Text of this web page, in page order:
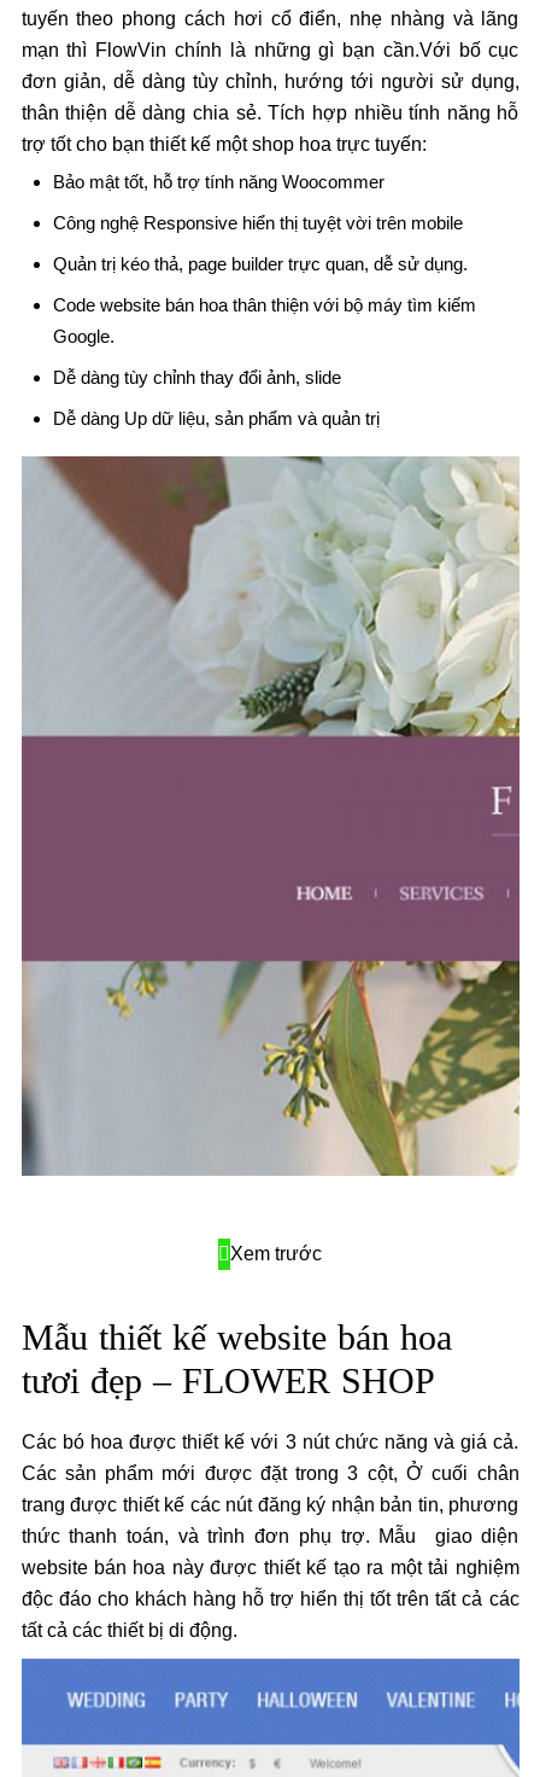
tuyến theo phong cách hơi cổ điển, nhẹ nhàng và lãng
mạn thì FlowVin chính là những gì bạn cần.Với bố cục
đơn giản, dễ dàng tùy chỉnh, hướng tới người sử dụng,
thân thiện dễ dàng chia sẻ. Tích hợp nhiều tính năng hỗ
trợ tốt cho bạn thiết kế một shop hoa trực tuyến:
Bảo mật tốt, hỗ trợ tính năng Woocommer
Công nghệ Responsive hiển thị tuyệt vời trên mobile
Quản trị kéo thả, page builder trực quan, dễ sử dụng.
Code website bán hoa thân thiện với bộ máy tìm kiếm
Google.
Dễ dàng tùy chỉnh thay đổi ảnh, slide
Dễ dàng Up dữ liệu, sản phẩm và quản trị
Xem trước
Mẫu thiết kế website bán hoa
tươi đẹp – FLOWER SHOP
Các bó hoa được thiết kế với 3 nút chức năng và giá cả.
Các sản phẩm mới được đặt trong 3 cột, Ở cuối chân
trang được thiết kế các nút đăng ký nhận bản tin, phương
thức thanh toán, và trình đơn phụ trợ. Mẫu giao diện
website bán hoa này được thiết kế tạo ra một tải nghiệm
độc đáo cho khách hàng hỗ trợ hiển thị tốt trên tất cả các
tất cả các thiết bị di động.